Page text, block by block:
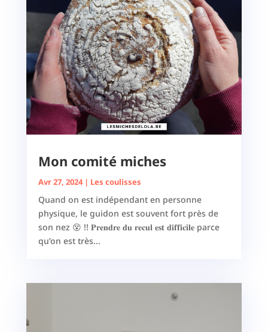
Mon comité miches
Avr 27, 2024| Les coulisses
Quand on est indépendant en personne
physique, le guidon est souvent fort près de
son nez 😵 !! 𝐏𝐫𝐞𝐧𝐝𝐫𝐞 𝐝𝐮 𝐫𝐞𝐜𝐮𝐥 𝐞𝐬𝐭 𝐝𝐢𝐟𝐟𝐢𝐜𝐢𝐥𝐞 parce
qu’on est très...